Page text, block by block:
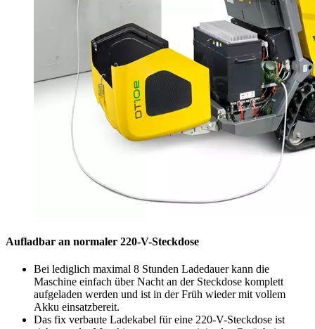
Aufladbar an normaler 220-V-Steckdose
Bei lediglich maximal 8 Stunden Ladedauer kann die
Maschine einfach über Nacht an der Steckdose komplett
aufgeladen werden und ist in der Früh wieder mit vollem
Akku einsatzbereit.
Das fix verbaute Ladekabel für eine 220-V-Steckdose ist